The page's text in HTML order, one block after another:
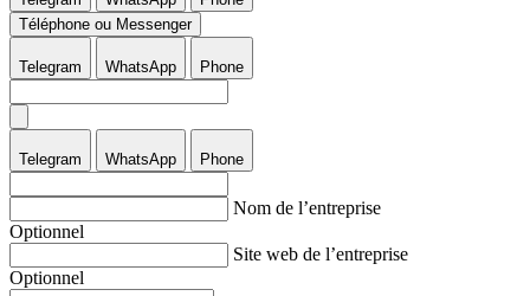
Téléphone ou Messenger
Telegram WhatsApp Phone
Telegram WhatsApp Phone
Nom de l’entreprise
Optionnel
Site web de l’entreprise
Optionnel